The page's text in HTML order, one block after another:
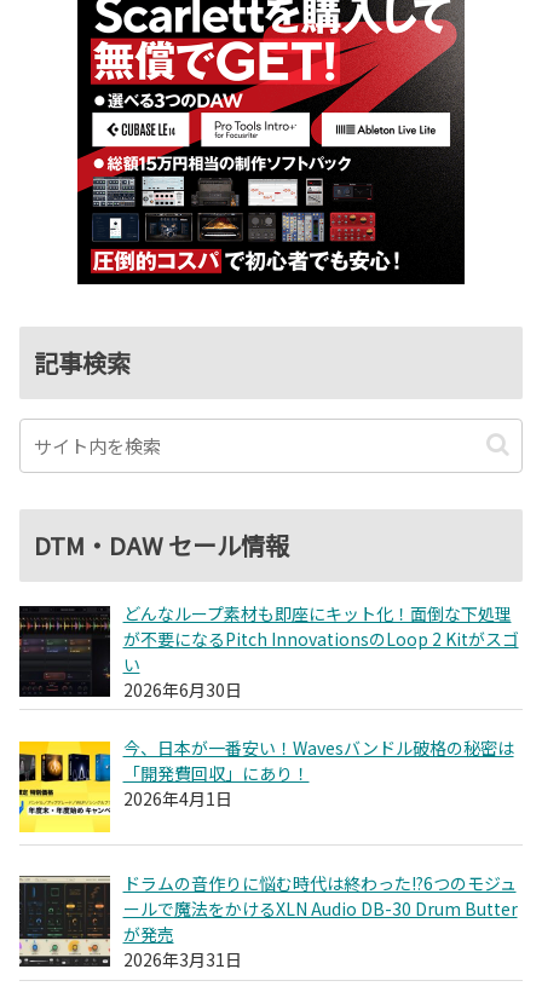
記事検索
DTM・DAW セール情報
どんなループ素材も即座にキット化！面倒な下処理
が不要になるPitch InnovationsのLoop 2 Kitがスゴ
い
2026年6月30日
今、日本が一番安い！Wavesバンドル破格の秘密は
「開発費回収」にあり！
2026年4月1日
ドラムの音作りに悩む時代は終わった!?6つのモジュ
ールで魔法をかけるXLN Audio DB-30 Drum Butter
が発売
2026年3月31日